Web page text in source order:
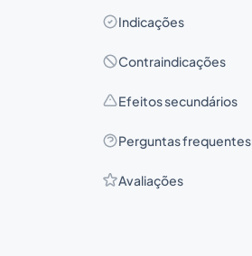
Indicações
Contraindicações
Efeitos secundários
Perguntas frequentes
Avaliações